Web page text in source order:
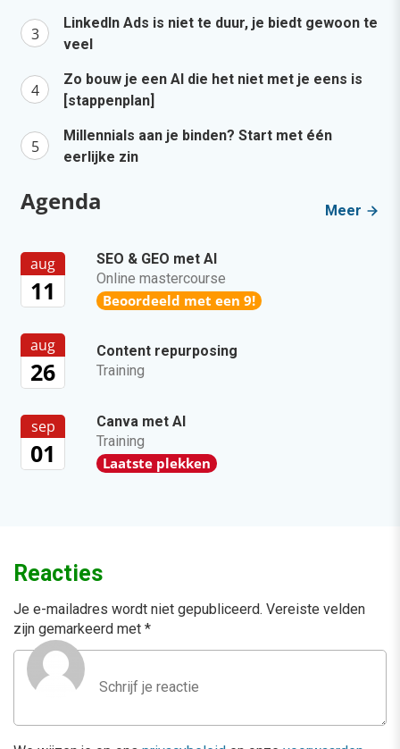
LinkedIn Ads is niet te duur, je biedt gewoon te
veel
Zo bouw je een AI die het niet met je eens is
[stappenplan]
Millennials aan je binden? Start met één
eerlijke zin
Agenda Meer
aug
11
SEO & GEO met AI
Online mastercourse
Beoordeeld met een 9!
aug
26
Content repurposing
Training
sep
01
Canva met AI
Training
Laatste plekken
Reacties
Je e-mailadres wordt niet gepubliceerd. Vereiste velden
zijn gemarkeerd met *